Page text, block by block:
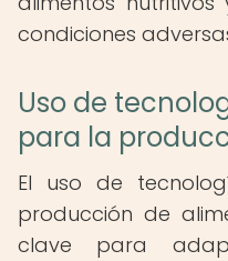
condiciones
Uso de
para la
El uso de
producción de
clave para